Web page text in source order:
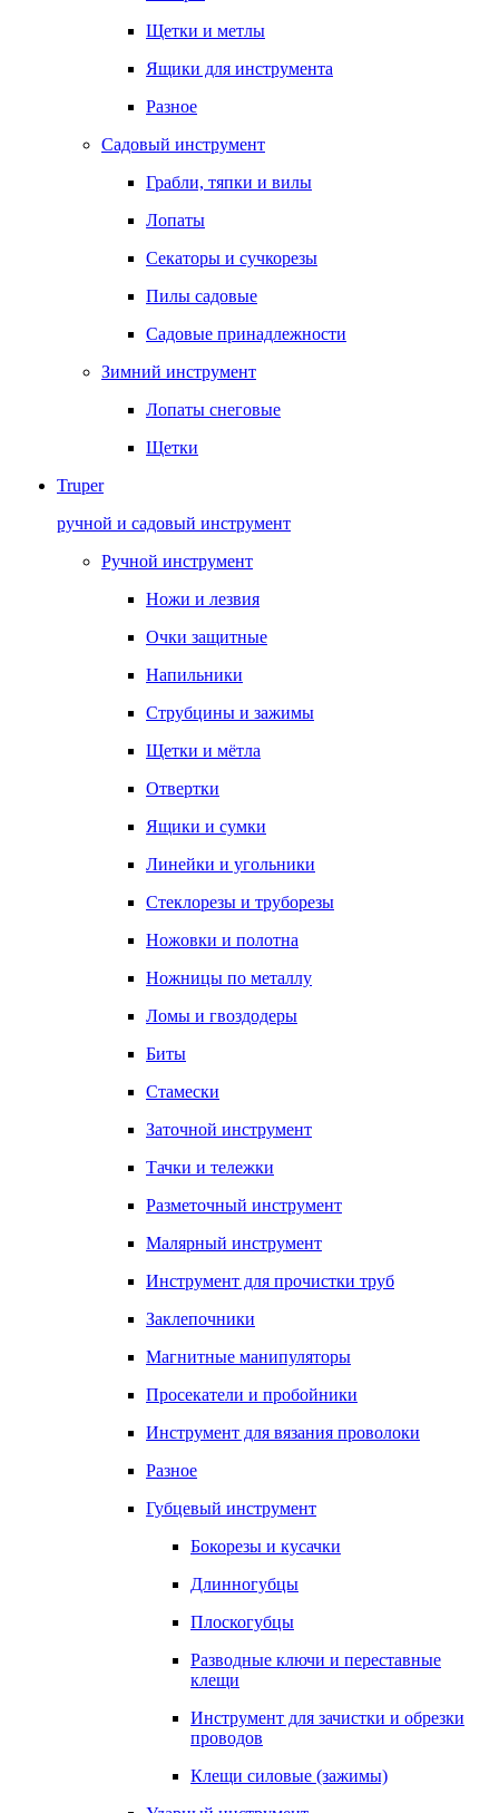
Щетки и метлы
Ящики для инструмента
Разное
Садовый инструмент
Грабли, тяпки и вилы
Лопаты
Секаторы и сучкорезы
Пилы садовые
Садовые принадлежности
Зимний инструмент
Лопаты снеговые
Щетки
Truper
ручной и садовый инструмент
Ручной инструмент
Ножи и лезвия
Очки защитные
Напильники
Струбцины и зажимы
Щетки и мётла
Отвертки
Ящики и сумки
Линейки и угольники
Стеклорезы и труборезы
Ножовки и полотна
Ножницы по металлу
Ломы и гвоздодеры
Биты
Стамески
Заточной инструмент
Тачки и тележки
Разметочный инструмент
Малярный инструмент
Инструмент для прочистки труб
Заклепочники
Магнитные манипуляторы
Просекатели и пробойники
Инструмент для вязания проволоки
Разное
Губцевый инструмент
Бокорезы и кусачки
Длинногубцы
Плоскогубцы
Разводные ключи и переставные
клещи
Инструмент для зачистки и обрезки
проводов
Клещи силовые (зажимы)